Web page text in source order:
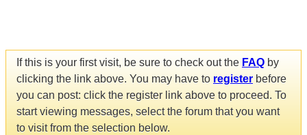
If this is your first visit, be sure to check out the FAQ by
clicking the link above. You may have to register before
you can post: click the register link above to proceed. To
start viewing messages, select the forum that you want
to visit from the selection below.